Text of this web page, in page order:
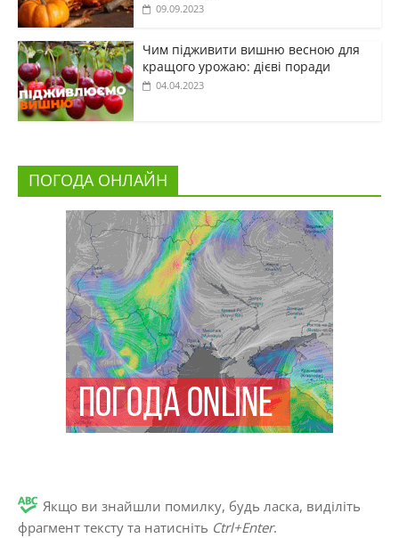
09.09.2023
Чим підживити вишню весною для
кращого урожаю: дієві поради
04.04.2023
ПОГОДА ОНЛАЙН
Якщо ви знайшли помилку, будь ласка, виділіть
фрагмент тексту та натисніть Ctrl+Enter.